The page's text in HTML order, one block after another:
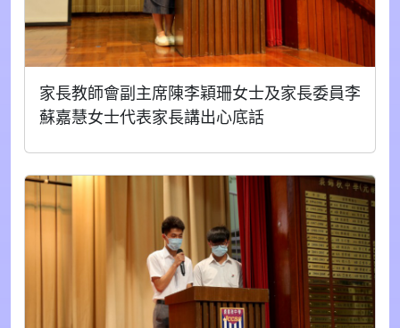
家長教師會副主席陳李穎珊女士及家長委員李
蘇嘉慧女士代表家長講出心底話